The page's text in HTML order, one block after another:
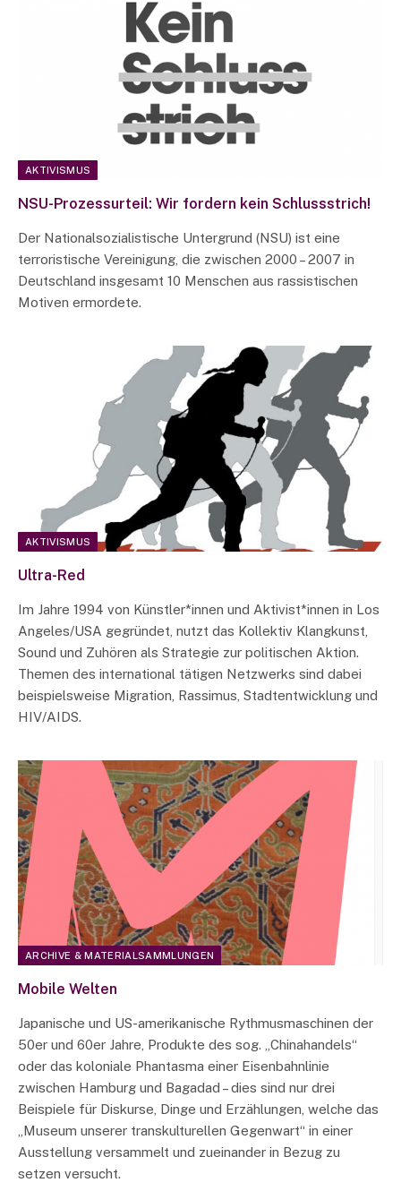
AKTIVISMUS
NSU-Prozessurteil: Wir fordern kein Schlussstrich!
Der Nationalsozialistische Untergrund (NSU) ist eine
terroristische Vereinigung, die zwischen 2000 – 2007 in
Deutschland insgesamt 10 Menschen aus rassistischen
Motiven ermordete.
AKTIVISMUS
Ultra-Red
Im Jahre 1994 von Künstler*innen und Aktivist*innen in Los
Angeles/USA gegründet, nutzt das Kollektiv Klangkunst,
Sound und Zuhören als Strategie zur politischen Aktion.
Themen des international tätigen Netzwerks sind dabei
beispielsweise Migration, Rassimus, Stadtentwicklung und
HIV/AIDS.
ARCHIVE & MATERIALSAMMLUNGEN
Mobile Welten
Japanische und US-amerikanische Rythmusmaschinen der
50er und 60er Jahre, Produkte des sog. „Chinahandels“
oder das koloniale Phantasma einer Eisenbahnlinie
zwischen Hamburg und Bagadad – dies sind nur drei
Beispiele für Diskurse, Dinge und Erzählungen, welche das
„Museum unserer transkulturellen Gegenwart“ in einer
Ausstellung versammelt und zueinander in Bezug zu
setzen versucht.